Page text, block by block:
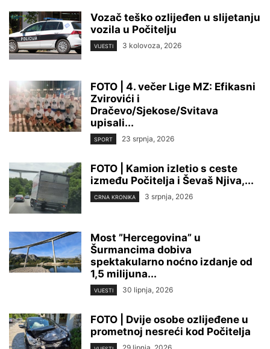
Vozač teško ozlijeđen u slijetanju
vozila u Počitelju
VIJESTI 3 kolovoza, 2026
FOTO | 4. večer Lige MZ: Efikasni
Zvirovići i
Dračevo/Sjekose/Svitava
upisali...
SPORT 23 srpnja, 2026
FOTO | Kamion izletio s ceste
između Počitelja i Ševaš Njiva,...
CRNA KRONIKA 3 srpnja, 2026
Most ”Hercegovina” u
Šurmancima dobiva
spektakularno noćno izdanje od
1,5 milijuna...
VIJESTI 30 lipnja, 2026
FOTO | Dvije osobe ozlijeđene u
prometnoj nesreći kod Počitelja